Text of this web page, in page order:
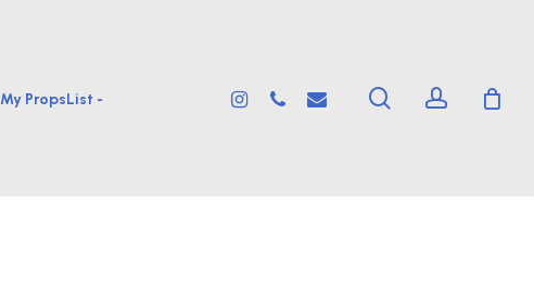
My PropsList - instagram
phone email searchaccount